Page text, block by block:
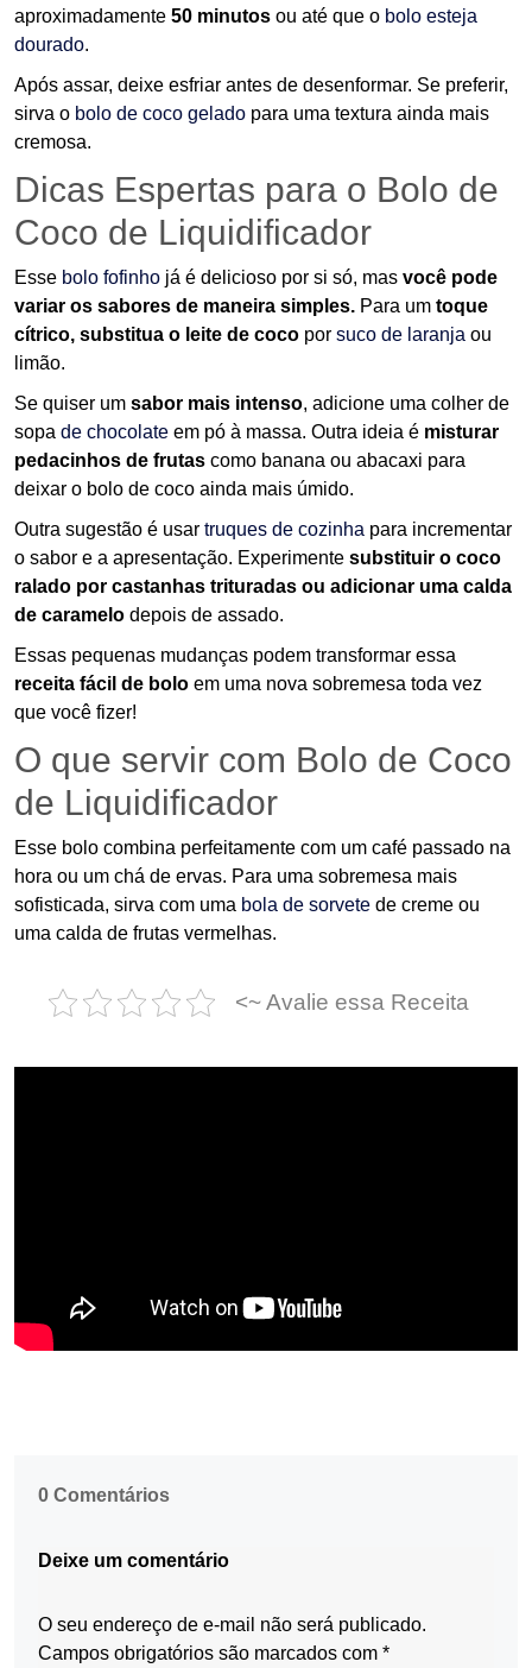
aproximadamente 50 minutos ou até que o bolo esteja
dourado.
Após assar, deixe esfriar antes de desenformar. Se preferir,
sirva o bolo de coco gelado para uma textura ainda mais
cremosa.
Dicas Espertas para o Bolo de
Coco de Liquidificador
Esse bolo fofinho já é delicioso por si só, mas você pode
variar os sabores de maneira simples. Para um toque
cítrico, substitua o leite de coco por suco de laranja ou
limão.
Se quiser um sabor mais intenso, adicione uma colher de
sopa de chocolate em pó à massa. Outra ideia é misturar
pedacinhos de frutas como banana ou abacaxi para
deixar o bolo de coco ainda mais úmido.
Outra sugestão é usar truques de cozinha para incrementar
o sabor e a apresentação. Experimente substituir o coco
ralado por castanhas trituradas ou adicionar uma calda
de caramelo depois de assado.
Essas pequenas mudanças podem transformar essa
receita fácil de bolo em uma nova sobremesa toda vez
que você fizer!
O que servir com Bolo de Coco
de Liquidificador
Esse bolo combina perfeitamente com um café passado na
hora ou um chá de ervas. Para uma sobremesa mais
sofisticada, sirva com uma bola de sorvete de creme ou
uma calda de frutas vermelhas.
<~ Avalie essa Receita
0 Comentários
Deixe um comentário
O seu endereço de e-mail não será publicado.
Campos obrigatórios são marcados com *